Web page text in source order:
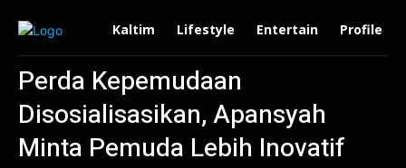
Kaltim Lifestyle Entertain Profile
Perda Kepemudaan
Disosialisasikan, Apansyah
Minta Pemuda Lebih Inovatif